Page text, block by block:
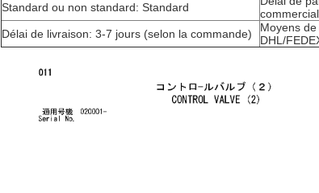
Standard ou non standard: Standard
Délai de livraison: 3-7 jours (selon la commande)
Moyens
DHL/